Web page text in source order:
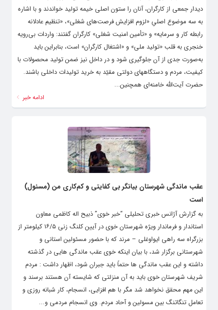
دیدار جمعی از کارگران، آنان را ستون اصلی خیمه تولید خواندند و با اشاره
به سه موضوع اصلیِ «لزوم افزایش فرصت‌های شغلی»، «تنظیم عادلانه
رابطه کار و سرمایه» و «تأمین امنیت شغلی» کارگران گفتند: واردات بی‌رویه
خنجری به قلب «تولید ملی» و «اشتغال کارگران» است، بنابراین باید
به‌صورت جدی از آن جلوگیری شود و در داخل نیز ضمن تولید محصولات با
کیفیت، مردم و دستگاههای دولتی مقیّد به خرید تولیدات داخلی باشند.
حضرت آیت‌الله خامنه‌ای همچنین...
ادامه خبر
عقب ماندگی شهرستان بیانگر بی کفایتی و کم‌کاری من (مسئول)
است
به گزارش آژانس خبری تحلیلی “خبر خوی” ذبیح اله کاظمی معاون
استاندار و فرماندار ویژه شهرستان خوی در آیین کلنگ زنی ۱۶/۵ کیلومتر از
بزرگراه سه راهی ایواوغلی – مرند که با حضور مسئولین استانی و
شهرستانی برگزار شد، با بیان اینکه خوی عقب ماندگی هایی در گذشته
داشته و این عقب ماندگی ها حتماً باید جبران شود، اظهار داشت : مردم
شریف شهرستان خوی باید به آن منزلتی که شایسته آن هستند برسند و
این مهم محقق نخواهد شد مگر با هم افزایی، انسجام، کار شبانه روزی و
تعامل تنگاتنگ بین مسولین و آحاد مردم. وی انسجام مردمی و...